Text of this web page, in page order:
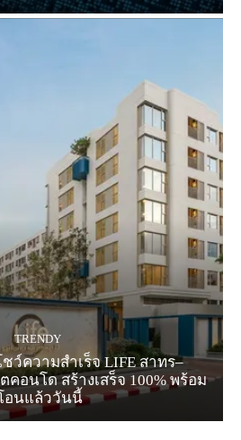
TRENDY
ว์ความสำเร็จ LIFE สาทร–
คอนโด สร้างเสร็จ 100% พร้อม
อนแล้ววันนี้